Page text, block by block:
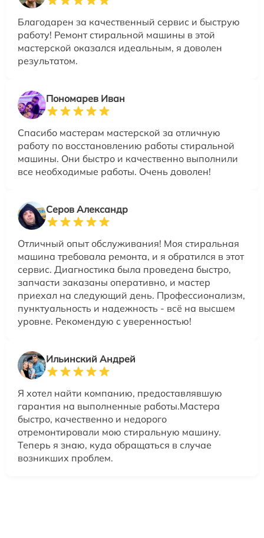
Благодарен за качественный сервис и быструю
работу! Ремонт стиральной машины в этой
мастерской оказался идеальным, я доволен
результатом.
Пономарев Иван
Спасибо мастерам мастерской за отличную
работу по восстановлению работы стиральной
машины. Они быстро и качественно выполнили
все необходимые работы. Очень доволен!
Серов Александр
Отличный опыт обслуживания! Моя стиральная
машина требовала ремонта, и я обратился в этот
сервис. Диагностика была проведена быстро,
запчасти заказаны оперативно, и мастер
приехал на следующий день. Профессионализм,
пунктуальность и надежность - всё на высшем
уровне. Рекомендую с уверенностью!
Ильинский Андрей
Я хотел найти компанию, предоставлявшую
гарантия на выполненные работы.Мастера
быстро, качественно и недорого
отремонтировали мою стиральную машину.
Теперь я знаю, куда обращаться в случае
возникших проблем.